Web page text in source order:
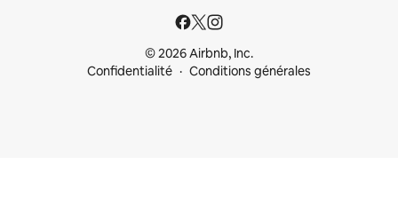
© 2026 Airbnb, Inc.
Confidentialité
Conditions générales